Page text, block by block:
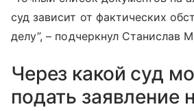
суд зависит от фактических
делу”, – подчеркнул Станислав
Через какой суд
подать заявление